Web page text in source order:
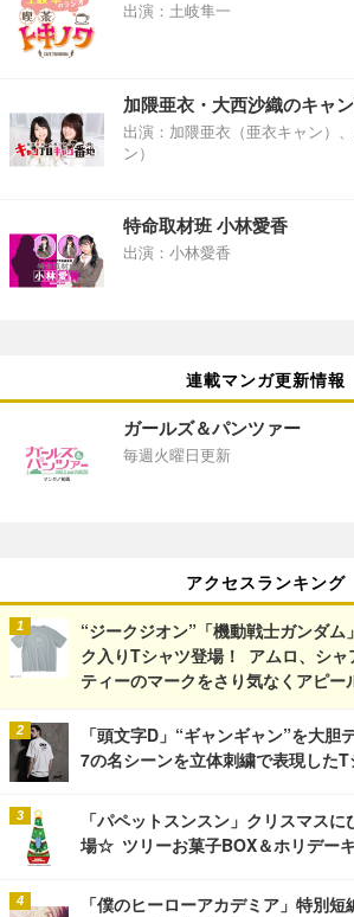
出演：土岐隼一
加隈亜衣・大西沙織のキャ
出演：加隈亜衣（亜衣キャン）
ン）
特命取材班 小林愛香
出演：小林愛香
連載マンガ更新情報
ガールズ＆パンツァー
毎週火曜日更新
アクセスランキング
“ジークジオン”「機動戦士ガンダム
ク入りTシャツ登場！ アムロ、シャ
ティーのマークをさり気なくアピー
「頭文字D」“ギャンギャン”を大
7の名シーンを立体刺繍で表現したT
「パペットスンスン」クリスマス
場☆ ツリーお菓子BOX＆ホリデー
「僕のヒーローアカデミア」特別